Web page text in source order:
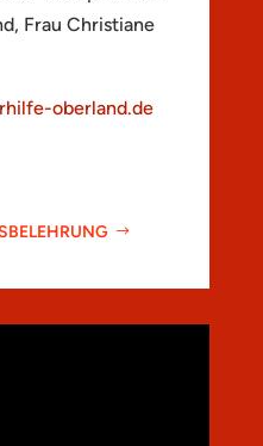
Frau Christiane
oberland.de